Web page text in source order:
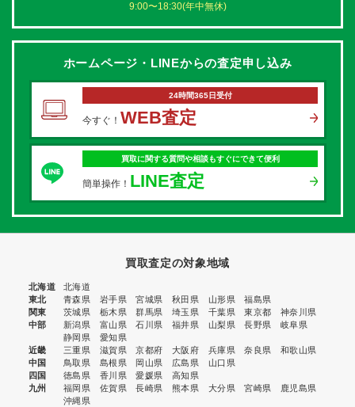
9:00〜18:30(年中無休)
ホームページ・LINEからの査定申し込み
24時間365日受付
今すぐ！ WEB査定
買取に関する質問や相談もすぐにできて便利
簡単操作！ LINE査定
買取査定の対象地域
北海道
北海道
東北
青森県 岩手県 宮城県 秋田県 山形県
福島県
関東
茨城県 栃木県 群馬県 埼玉県 千葉県 東京都
神奈川県
中部
新潟県 富山県 石川県 福井県 山梨県 長野県
岐阜県
静岡県
愛知県
近畿
三重県 滋賀県 京都府 大阪府 兵庫県 奈良県
和歌山県
中国
鳥取県 島根県 岡山県 広島県
山口県
四国
徳島県 香川県 愛媛県
高知県
九州
福岡県 佐賀県 長崎県 熊本県 大分県 宮崎県
鹿児島県
沖縄県